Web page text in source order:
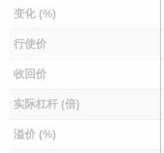
变化 (%)
行使价
收回价
实际杠杆 (倍)
溢价 (%)